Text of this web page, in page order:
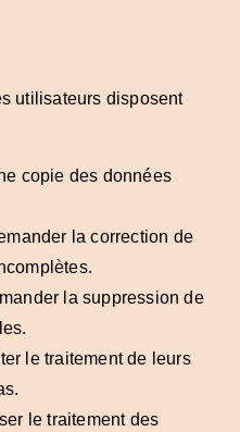
utilisateurs disposent
copie des données
la correction de
la suppression de
le traitement de leurs
le traitement des